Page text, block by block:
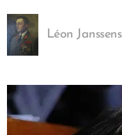
Léon Janssens